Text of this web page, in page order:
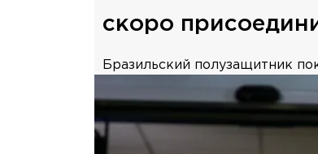
скоро
Бразильский полузащитник